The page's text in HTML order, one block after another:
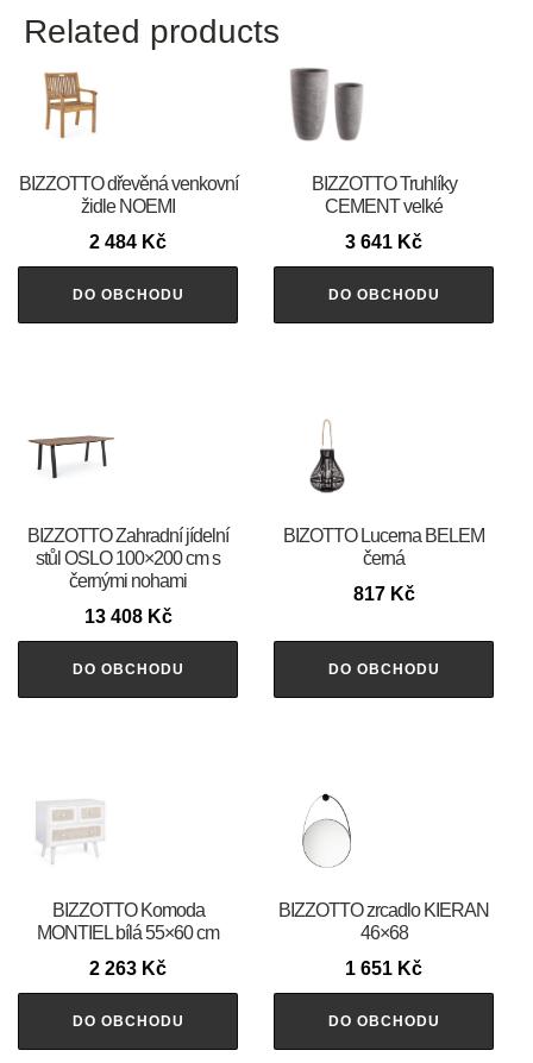
Related products
BIZZOTTO dřevěná venkovní
židle NOEMI
2 484 Kč
DO OBCHODU
BIZZOTTO Truhlíky
CEMENT velké
3 641 Kč
DO OBCHODU
BIZZOTTO Zahradní jídelní
stůl OSLO 100×200 cm s
černými nohami
13 408 Kč
DO OBCHODU
BIZOTTO Lucerna BELEM
černá
817 Kč
DO OBCHODU
BIZZOTTO Komoda
MONTIEL bílá 55×60 cm
2 263 Kč
DO OBCHODU
BIZZOTTO zrcadlo KIERAN
46×68
1 651 Kč
DO OBCHODU